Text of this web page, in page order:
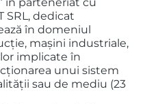
SRL, dedicat
în domeniul
mașini industriale,
implicate în
unui sistem
sau de mediu (23